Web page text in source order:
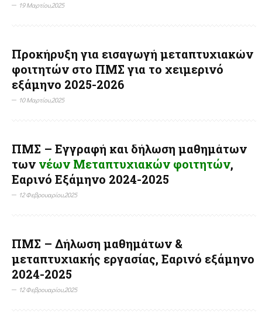
19 Μαρτίου,2025
Προκήρυξη για εισαγωγή μεταπτυχιακών
φοιτητών στο ΠΜΣ για το χειμερινό
εξάμηνο 2025-2026
10 Μαρτίου,2025
ΠΜΣ – Εγγραφή και δήλωση μαθημάτων
των νέων Μεταπτυχιακών φοιτητών,
Εαρινό Εξάμηνο 2024-2025
12 Φεβρουαρίου,2025
ΠΜΣ – Δήλωση μαθημάτων &
μεταπτυχιακής εργασίας, Εαρινό εξάμηνο
2024-2025
12 Φεβρουαρίου,2025